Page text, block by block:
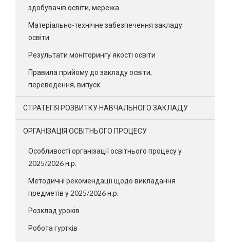
здобувачів освіти, мережа
Матеріально-технічне забезпечення закладу
освіти
Результати моніторингу якості освіти
Правила прийому до закладу освіти,
переведення, випуск
СТРАТЕГІЯ РОЗВИТКУ НАВЧАЛЬНОГО ЗАКЛАДУ
ОРГАНІЗАЦІЯ ОСВІТНЬОГО ПРОЦЕСУ
Особливості організації освітнього процесу у
2025/2026 н.р.
Методичні рекомендації щодо викладання
предметів у 2025/2026 н.р.
Розклад уроків
Робота гуртків